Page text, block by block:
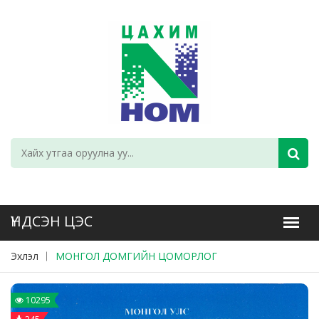
Эхлэл МОНГОЛ ДОМГИЙН ЦОМОРЛОГ
10295